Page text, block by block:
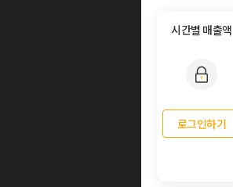
시간별 매출액
로그인하기